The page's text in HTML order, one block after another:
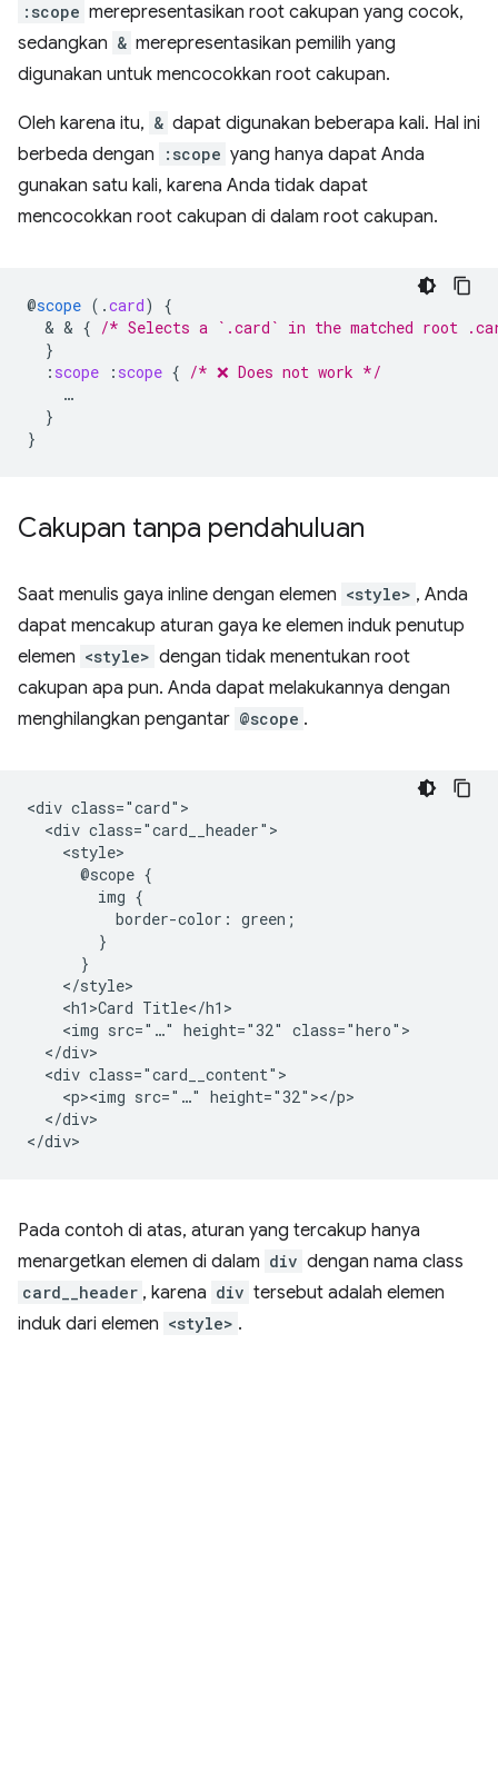
:scope merepresentasikan root cakupan yang cocok,
sedangkan & merepresentasikan pemilih yang
digunakan untuk mencocokkan root cakupan.
Oleh karena itu, & dapat digunakan beberapa kali. Hal ini
berbeda dengan
:scope yang hanya dapat Anda
gunakan satu kali, karena Anda tidak dapat
mencocokkan root cakupan di dalam root cakupan.
@scope ( .card)
{
  & &
{ /* Selects a `.card` in the matched root
}
: scope : scope { /* ❌ Does not work */
…
}
}
Cakupan tanpa pendahuluan
Saat menulis gaya inline dengan elemen <style> , Anda
dapat mencakup aturan gaya ke elemen induk penutup
elemen <style> dengan tidak menentukan root
cakupan apa pun. Anda dapat melakukannya dengan
menghilangkan pengantar @scope .
<div class="card">
  <div class="card__header">
    <style>
      @scope {
        img {
          border-color: green;
        }
      }
    </style>
    <h1>Card Title</h1>
    <img src="…" height="32" class="hero">
  </div>
  <div class="card__content">
    <p><img src="…" height="32"></p>
  </div>
Pada contoh di atas, aturan yang tercakup hanya
menargetkan elemen di dalam div dengan nama class
card__header , karena div tersebut adalah elemen
induk dari elemen <style> .